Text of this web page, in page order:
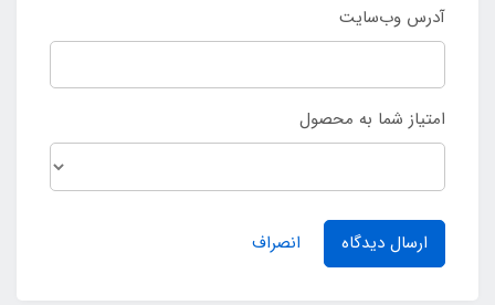
آدرس وب‌سایت
امتیاز شما به محصول
ارسال دیدگاه انصراف